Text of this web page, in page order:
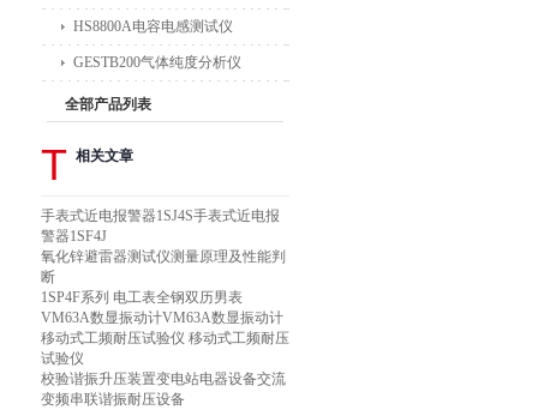
HS8800A电容电感测试仪
GESTB200气体纯度分析仪
全部产品列表
T 相关文章
手表式近电报警器1SJ4S手表式近电报
警器1SF4J
氧化锌避雷器测试仪测量原理及性能判
断
1SP4F系列 电工表全钢双历男表
VM63A数显振动计VM63A数显振动计
移动式工频耐压试验仪 移动式工频耐压
试验仪
校验谐振升压装置变电站电器设备交流
变频串联谐振耐压设备